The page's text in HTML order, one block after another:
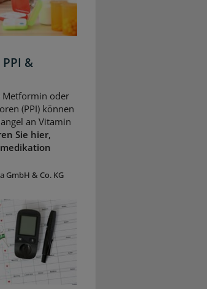
&
Metformin oder
(PPI) können
an Vitamin
Sie hier,
GmbH & Co. KG